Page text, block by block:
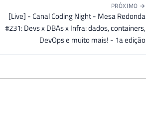
PRÓXIMO →
[Live] - Canal Coding Night - Mesa Redonda
#231: Devs x DBAs x Infra: dados, containers,
DevOps e muito mais! - 1a edição